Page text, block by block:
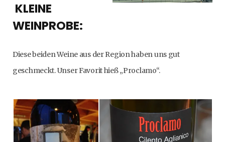
KLEINE
WEINPROBE:
Diese beiden Weine aus der Region haben uns gut
geschmeckt. Unser Favorit hieß „Proclamo“.